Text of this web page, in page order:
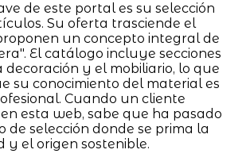
de este portal es su selección
Su oferta trasciende el
un concepto integral de
El catálogo incluye secciones
decoración y el mobiliario, lo que
su conocimiento del material es
Cuando un cliente
en esta web, sabe que ha pasado
de selección donde se prima la
y el origen sostenible.